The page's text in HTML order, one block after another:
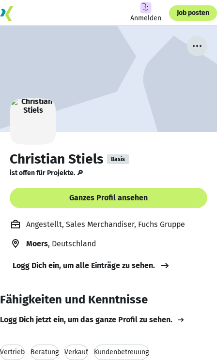
Anmelden
Job posten
Christian Stiels Basis
ist offen für Projekte. 🔎
Ganzes Profil ansehen
Angestellt, Sales Merchandiser, Fuchs Gruppe
Moers, Deutschland
Logg Dich ein, um alle Einträge zu sehen.
Fähigkeiten und Kenntnisse
Logg Dich jetzt ein, um das ganze Profil zu sehen.
Vertrieb Beratung Verkauf Kundenbetreuung